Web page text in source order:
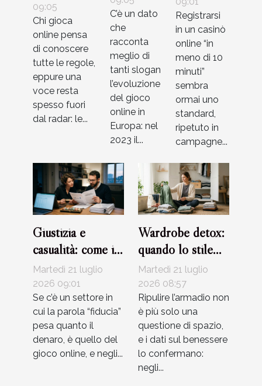
giocatore
non
considera
mai
09:05
Chi gioca
online pensa
di conoscere
tutte le regole,
eppure una
voce resta
spesso fuori
dal radar: le...
sei?
C’è un dato
che
racconta
meglio di
tanti slogan
l’evoluzione
del gioco
online in
Europa: nel
2023 il...
mito o
realtà nei
casinò
moderni?
Registrarsi
in un casinò
online “in
meno di 10
minuti”
sembra
ormai uno
standard,
ripetuto in
campagne...
Giustizia e
casualità: come i
casinò certificano
i loro giochi
Martedì 21 luglio
2026 09:01
Se c’è un settore in
cui la parola “fiducia”
pesa quanto il
denaro, è quello del
gioco online, e negli...
Wardrobe detox:
quando lo stile
favorisce
l’equilibrio
interiore
Martedì 21 luglio
2026 08:57
Ripulire l’armadio non
è più solo una
questione di spazio,
e i dati sul benessere
lo confermano:
negli...